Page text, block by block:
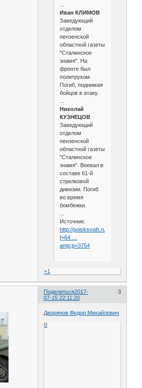
Иван КЛИМОВ
Заведующий
отделом
пензенской
областной газеты
"Сталинское
знамя". На
фронте был
политруком.
Погиб, поднимая
бойцов в атаку.
Николай
КУЗНЕЦОВ
Заведующий
отделом
пензенской
областной газеты
"Сталинское
знамя". Воевал в
составе 61-й
стрелковой
дивизии. Погиб
во время
бомбежки.
Источник:
http://poisksvoih.ru/
f=64 …
amp;p=3754
+1
Поделиться 3
2017-
07-15 22:11:20
Дворянов Федор Михайлович
0